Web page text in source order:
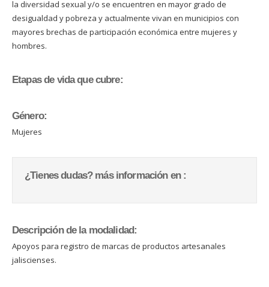
la diversidad sexual y/o se encuentren en mayor grado de
desigualdad y pobreza y actualmente vivan en municipios con
mayores brechas de participación económica entre mujeres y
hombres.
Etapas de vida que cubre:
Género:
Mujeres
¿Tienes dudas? más información en :
Descripción de la modalidad:
Apoyos para registro de marcas de productos artesanales
jaliscienses.